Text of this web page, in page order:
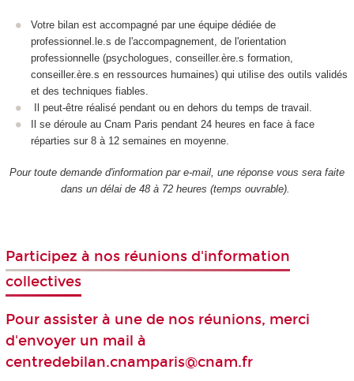
Votre bilan est accompagné par une équipe dédiée de
professionnel.le.s de l'accompagnement, de l'orientation
professionnelle (psychologues, conseiller.ère.s formation,
conseiller.ère.s en ressources humaines) qui utilise des outils validés
et des techniques fiables.
Il peut-être réalisé pendant ou en dehors du temps de travail.
Il se déroule au Cnam Paris pendant 24 heures en face à face
réparties sur 8 à 12 semaines en moyenne.
Pour toute demande d'information par e-mail, une réponse vous sera faite
dans un délai de 48 à 72 heures (temps ouvrable).
Participez à nos réunions d'information
collectives
Pour assister à une de nos réunions, merci
d'envoyer un mail à
centredebilan.cnamparis@cnam.fr